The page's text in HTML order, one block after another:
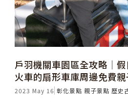
戶羽機關車園區全攻略│
火車的扇形車庫周邊免費
2023 May 16 彰化景點 親子景點 歷史